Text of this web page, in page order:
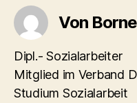
Von
Dipl.- Sozialarbeiter
Mitglied im Verband
Studium Sozialarbeit